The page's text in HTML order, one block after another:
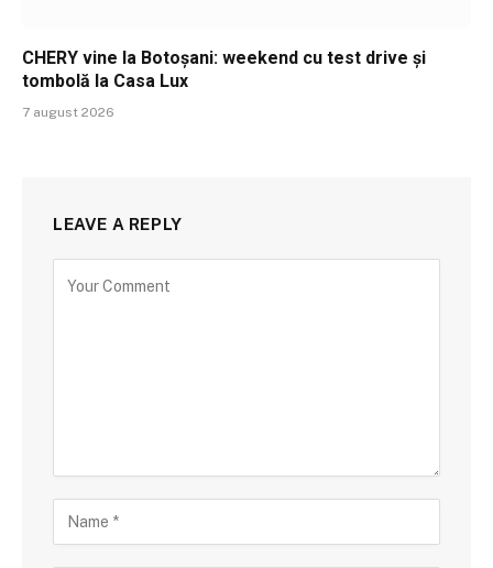
CHERY vine la Botoșani: weekend cu test drive și
tombolă la Casa Lux
7 august 2026
LEAVE A REPLY